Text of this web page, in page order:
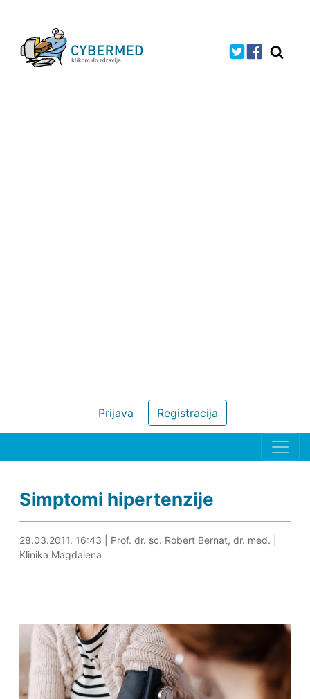
Registracija
Prijava
Simptomi hipertenzije
26.05.2024. 17:08
28.03.2011. 16:43 Prof. dr. sc. Robert Bernat, dr. med.
Klinika Magdalena